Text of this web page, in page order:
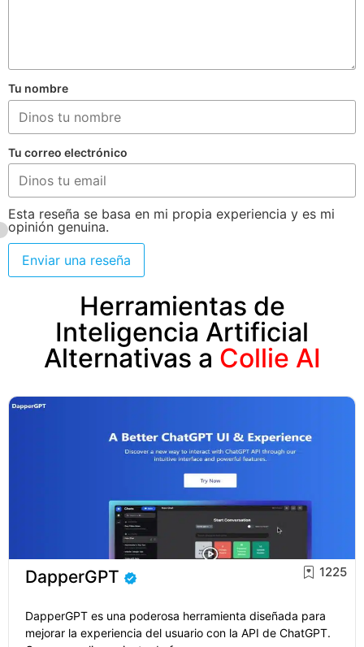
Tu nombre
Tu correo electrónico
Esta reseña se basa en mi propia experiencia y es mi
opinión genuina.
Enviar una reseña
Herramientas de
Inteligencia Artificial
Alternativas a Collie AI
DapperGPT 1225
DapperGPT es una poderosa herramienta diseñada para
mejorar la experiencia del usuario con la API de ChatGPT.